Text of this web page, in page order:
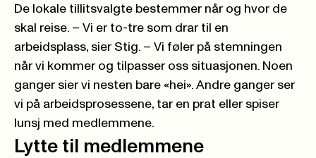
De lokale tillitsvalgte bestemmer når og hvor de
skal reise. – Vi er to-tre som drar til en
arbeidsplass, sier Stig. – Vi føler på stemningen
når vi kommer og tilpasser oss situasjonen. Noen
ganger sier vi nesten bare «hei». Andre ganger ser
vi på arbeidsprosessene, tar en prat eller spiser
lunsj med medlemmene.
Lytte til medlemmene